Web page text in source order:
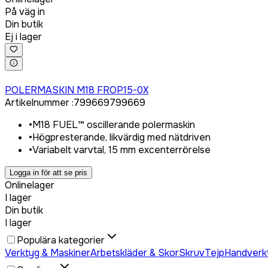
På väg in
Din butik
Ej i lager
POLERMASKIN M18 FROP15-0X
Artikelnummer:799669799669
•M18 FUEL™ oscillerande polermaskin
•Högpresterande, likvärdig med nätdriven
•Variabelt varvtal, 15 mm excenterrörelse
Logga in för att se pris
Onlinelager
I lager
Din butik
I lager
Populära kategorier
Verktyg & MaskinerArbetskläder & SkorSkruvTejp